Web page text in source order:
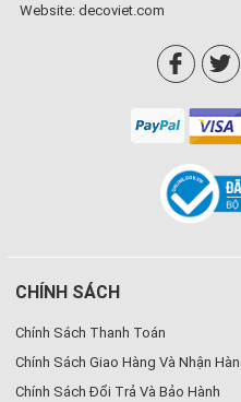
Website: decoviet.com
CHÍNH SÁCH
Chính Sách Thanh Toán
Chính Sách Giao Hàng Và Nhận
Chính Sách Đổi Trả Và Bảo Hành